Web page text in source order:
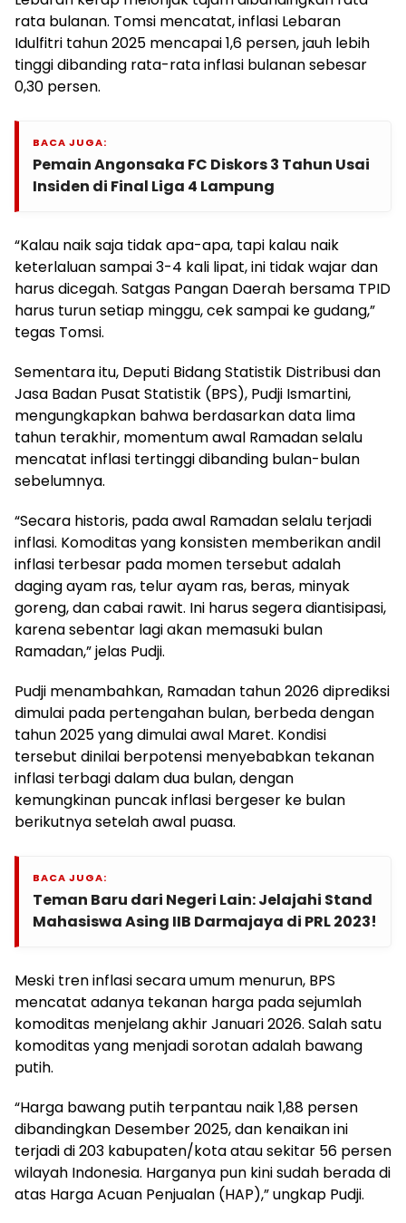
rata bulanan. Tomsi mencatat, inflasi Lebaran
Idulfitri tahun 2025 mencapai 1,6 persen, jauh lebih
tinggi dibanding rata-rata inflasi bulanan sebesar
0,30 persen.
BACA JUGA:
Pemain Angonsaka FC Diskors 3 Tahun Usai
Insiden di Final Liga 4 Lampung
“Kalau naik saja tidak apa-apa, tapi kalau naik
keterlaluan sampai 3-4 kali lipat, ini tidak wajar dan
harus dicegah. Satgas Pangan Daerah bersama TPID
harus turun setiap minggu, cek sampai ke gudang,”
tegas Tomsi.
Sementara itu, Deputi Bidang Statistik Distribusi dan
Jasa Badan Pusat Statistik (BPS), Pudji Ismartini,
mengungkapkan bahwa berdasarkan data lima
tahun terakhir, momentum awal Ramadan selalu
mencatat inflasi tertinggi dibanding bulan-bulan
sebelumnya.
“Secara historis, pada awal Ramadan selalu terjadi
inflasi. Komoditas yang konsisten memberikan andil
inflasi terbesar pada momen tersebut adalah
daging ayam ras, telur ayam ras, beras, minyak
goreng, dan cabai rawit. Ini harus segera diantisipasi,
karena sebentar lagi akan memasuki bulan
Ramadan,” jelas Pudji.
Pudji menambahkan, Ramadan tahun 2026 diprediksi
dimulai pada pertengahan bulan, berbeda dengan
tahun 2025 yang dimulai awal Maret. Kondisi
tersebut dinilai berpotensi menyebabkan tekanan
inflasi terbagi dalam dua bulan, dengan
kemungkinan puncak inflasi bergeser ke bulan
berikutnya setelah awal puasa.
BACA JUGA:
Teman Baru dari Negeri Lain: Jelajahi Stand
Mahasiswa Asing IIB Darmajaya di PRL 2023!
Meski tren inflasi secara umum menurun, BPS
mencatat adanya tekanan harga pada sejumlah
komoditas menjelang akhir Januari 2026. Salah satu
komoditas yang menjadi sorotan adalah bawang
putih.
“Harga bawang putih terpantau naik 1,88 persen
dibandingkan Desember 2025, dan kenaikan ini
terjadi di 203 kabupaten/kota atau sekitar 56 persen
wilayah Indonesia. Harganya pun kini sudah berada di
atas Harga Acuan Penjualan (HAP),” ungkap Pudji.